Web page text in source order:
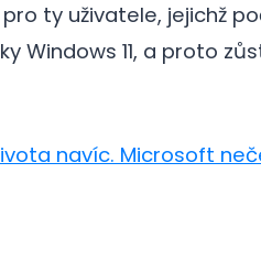
ty uživatele, jejichž
Windows 11, a proto
navíc. Microsoft